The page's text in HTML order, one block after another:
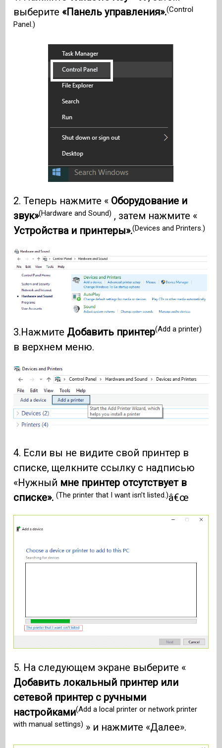
выберите «Панель управления».(Control
Panel.)
2. Теперь нажмите « Оборудование и
звук»(Hardware and Sound) , затем нажмите «
Устройства и принтеры».(Devices and Printers.)
3.Нажмите Добавить принтер(Add a printer)
в верхнем меню.
4. Если вы не видите свой принтер в
списке, щелкните ссылку с надписью
«Нужный мне принтер отсутствует в
списке».(The printer that I want isn’t listed.)â€œ
5. На следующем экране выберите «
Добавить локальный принтер или
сетевой принтер с ручными
настройками(Add a local printer or network printer
with manual settings) » и нажмите «Далее».